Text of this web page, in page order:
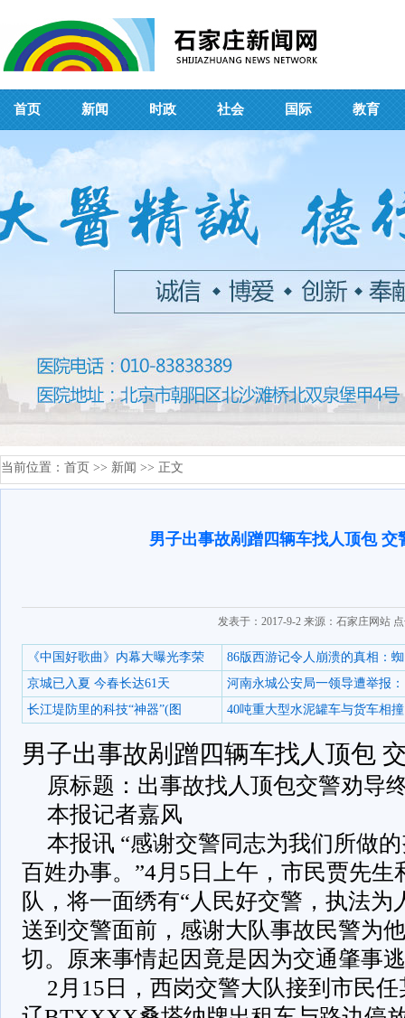
首页 新闻 时政 社会 国际 教育
当前位置： 首页 >> 新闻 >> 正文
男子出事故剐蹭四辆车找人顶包 交
发表于：2017-9-2 来源：石家庄网站
《中国好歌曲》内幕大曝光李荣
86版西游记令人崩溃的真相：蜘
京城已入夏 今春长达61天
河南永城公安局一领导遭举报：
长江堤防里的科技“神器”(图
40吨重大型水泥罐车与货车相撞
男子出事故剐蹭四辆车找人顶包
原标题：出事故找人顶包交警劝导
本报记者嘉风
本报讯 “感谢交警同志为我们所做
百姓办事。”4月5日上午，市民贾先
队，将一面绣有“人民好交警，执法为
送到交警面前，感谢大队事故民警为
切。原来事情起因竟是因为交通肇事
2月15日，西岗交警大队接到市民